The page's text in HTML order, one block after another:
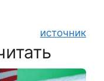
источник